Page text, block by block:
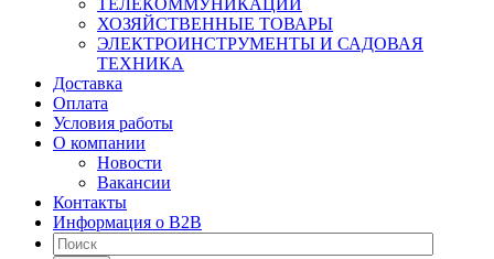
ТЕЛЕКОММУНИКАЦИИ
ХОЗЯЙСТВЕННЫЕ ТОВАРЫ
ЭЛЕКТРОИНСТРУМЕНТЫ И САДОВАЯ
ТЕХНИКА
Доставка
Оплата
Условия работы
О компании
Новости
Вакансии
Контакты
Информация о B2B